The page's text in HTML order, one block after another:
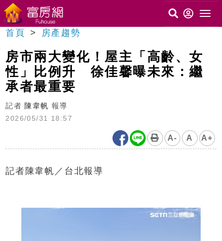
首頁 房產趨勢
房市兩大變化！屋主「高齡、女
性」比例升 徐佳馨曝未來：繼
承者最重要
記者 陳韋帆 報導
2026/05/31 18:57
A- A A+
記者陳韋帆／台北報導